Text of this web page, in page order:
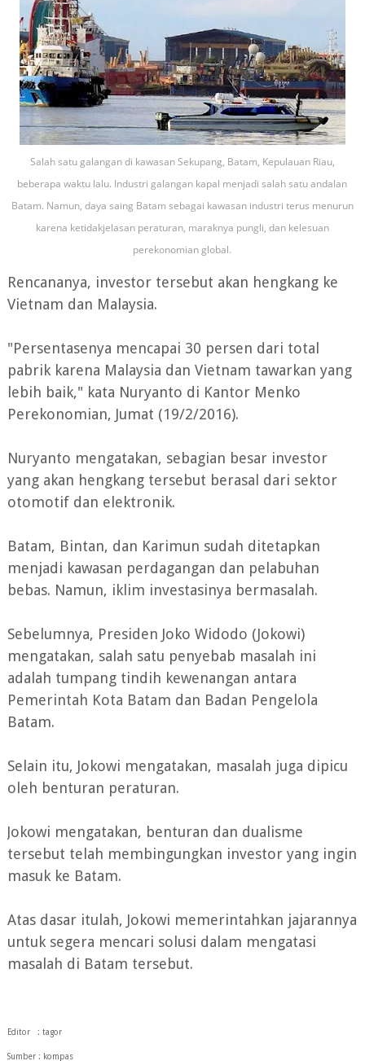
Salah satu galangan di kawasan Sekupang, Batam, Kepulauan Riau,
beberapa waktu lalu. Industri galangan kapal menjadi salah satu andalan
Batam. Namun, daya saing Batam sebagai kawasan industri terus menurun
karena ketidakjelasan peraturan, maraknya pungli, dan kelesuan
perekonomian global.
Rencananya, investor tersebut akan hengkang ke
Vietnam dan Malaysia.
"Persentasenya mencapai 30 persen dari total
pabrik karena Malaysia dan Vietnam tawarkan yang
lebih baik," kata Nuryanto di Kantor Menko
Perekonomian, Jumat (19/2/2016).
Nuryanto mengatakan, sebagian besar investor
yang akan hengkang tersebut berasal dari sektor
otomotif dan elektronik.
Batam, Bintan, dan Karimun sudah ditetapkan
menjadi kawasan perdagangan dan pelabuhan
bebas. Namun, iklim investasinya bermasalah.
Sebelumnya, Presiden Joko Widodo (Jokowi)
mengatakan, salah satu penyebab masalah ini
adalah tumpang tindih kewenangan antara
Pemerintah Kota Batam dan Badan Pengelola
Batam.
Selain itu, Jokowi mengatakan, masalah juga dipicu
oleh benturan peraturan.
Jokowi mengatakan, benturan dan dualisme
tersebut telah membingungkan investor yang ingin
masuk ke Batam.
Atas dasar itulah, Jokowi memerintahkan jajarannya
untuk segera mencari solusi dalam mengatasi
masalah di Batam tersebut.
Editor : tagor
Sumber : kompas